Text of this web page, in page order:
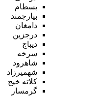
بسطام
بیارجمند
دامغان
درجزین
دیباج
سرخه
شاهرود
شهمیرزاد
کلاته خیج
گرمسار